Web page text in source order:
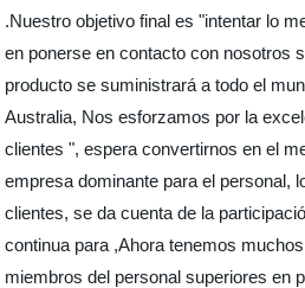
.Nuestro objetivo final es "intentar lo
en ponerse en contacto con nosotros
producto se suministrará a todo el
Australia, Nos esforzamos por la
clientes ", espera convertirnos en el
empresa dominante para el personal,
clientes, se da cuenta de la
continua para ,Ahora tenemos
miembros del personal superiores en